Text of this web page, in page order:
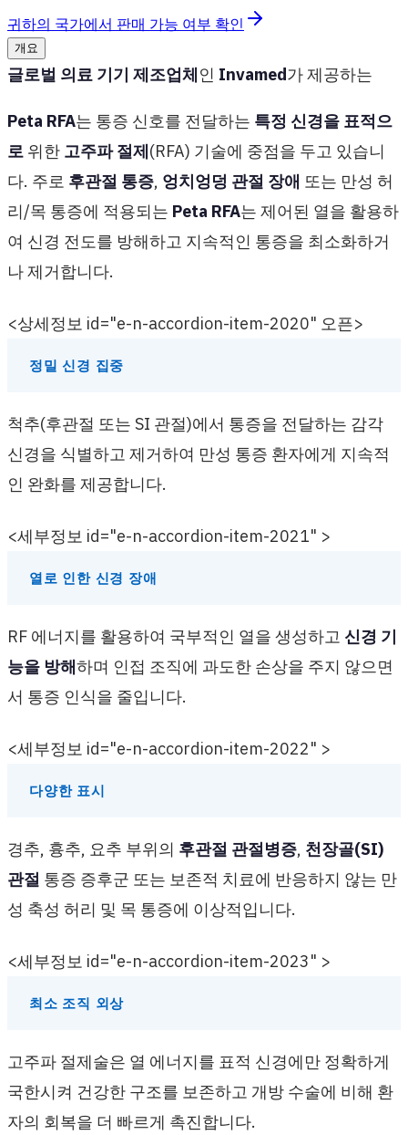
귀하의 국가에서 판매 가능 여부 확인
개요
글로벌 의료 기기 제조업체인 Invamed가 제공하는
Peta RFA는 통증 신호를 전달하는 특정 신경을 표적으
로 위한 고주파 절제(RFA) 기술에 중점을 두고 있습니
다. 주로 후관절 통증, 엉치엉덩 관절 장애 또는 만성 허
리/목 통증에 적용되는 Peta RFA는 제어된 열을 활용하
여 신경 전도를 방해하고 지속적인 통증을 최소화하거
나 제거합니다.
<상세정보 id="e-n-accordion-item-2020" 오픈>
정밀 신경 집중
척추(후관절 또는 SI 관절)에서 통증을 전달하는 감각
신경을 식별하고 제거하여 만성 통증 환자에게 지속적
인 완화를 제공합니다.
<세부정보 id="e-n-accordion-item-2021" >
열로 인한 신경 장애
RF 에너지를 활용하여 국부적인 열을 생성하고 신경 기
능을 방해하며 인접 조직에 과도한 손상을 주지 않으면
서 통증 인식을 줄입니다.
<세부정보 id="e-n-accordion-item-2022" >
다양한 표시
경추, 흉추, 요추 부위의 후관절 관절병증, 천장골(SI)
관절 통증 증후군 또는 보존적 치료에 반응하지 않는 만
성 축성 허리 및 목 통증에 이상적입니다.
<세부정보 id="e-n-accordion-item-2023" >
최소 조직 외상
고주파 절제술은 열 에너지를 표적 신경에만 정확하게
국한시켜 건강한 구조를 보존하고 개방 수술에 비해 환
자의 회복을 더 빠르게 촉진합니다.